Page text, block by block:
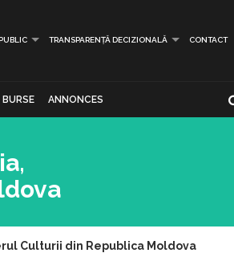
TRANSPARENȚĂ DECIZIONALĂ CONTACT
BURSE ANNONCES
Culturii din Republica Moldova